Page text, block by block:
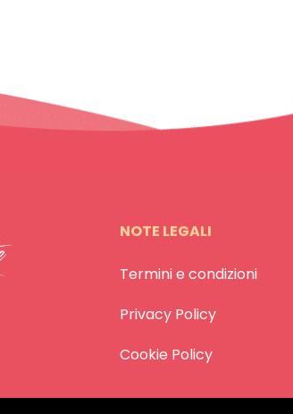
NOTE LEGALI
Termini e condizioni
Privacy Policy
Cookie Policy